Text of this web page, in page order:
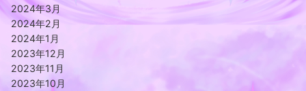
2024年3月
2024年2月
2024年1月
2023年12月
2023年11月
2023年10月